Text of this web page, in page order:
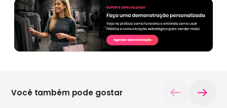
Você também pode gostar